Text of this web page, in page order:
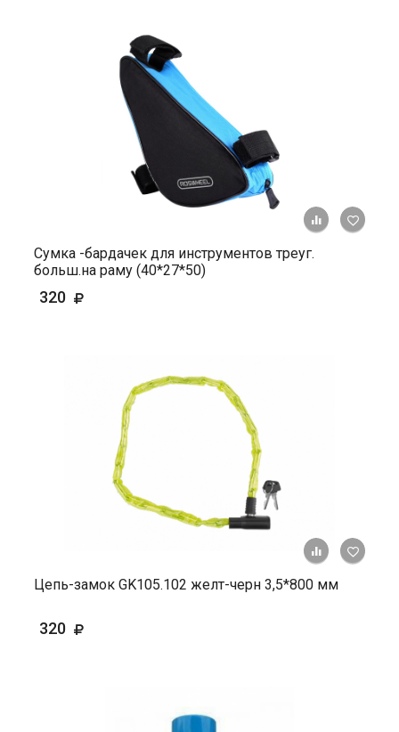
+ К
Сумка -бардачек для инструментов треуг.
больш.на раму (40*27*50)
320
+ К
Цепь-замок GK105.102 желт-черн 3,5*800 мм
320